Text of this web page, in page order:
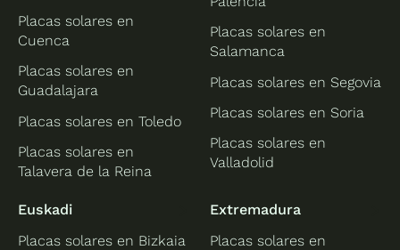
Placas solares en
Cuenca
Placas solares en
Guadalajara
Placas solares en Toledo
Placas solares en
Talavera de la Reina
Placas solares en
Salamanca
Placas solares en Segovia
Placas solares en Soria
Placas solares en
Valladolid
Euskadi
Placas solares en Bizkaia
Extremadura
Placas solares en